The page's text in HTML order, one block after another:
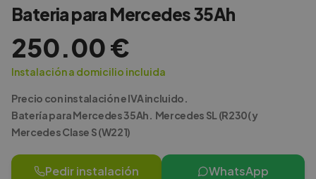
Bateria para Mercedes 35Ah
250.00€
Instalación a domicilio incluida
Precio con instalación e IVA incluido.
Batería para Mercedes 35Ah. Mercedes SL (R230( y
Mercedes Clase S (W221)
Pedir instalación WhatsApp